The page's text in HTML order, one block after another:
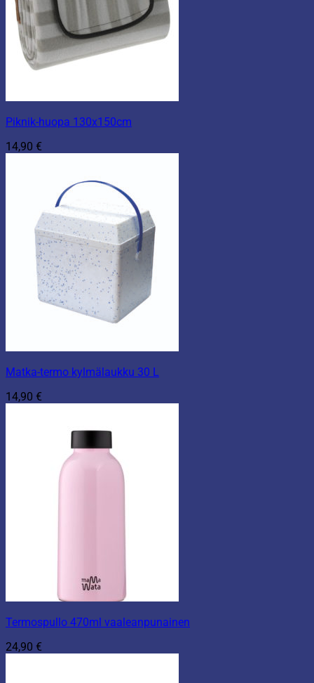
Piknik-huopa 130x150cm
14,90 €
Matka-termo kylmälaukku 30 L
14,90 €
Termospullo 470ml vaaleanpunainen
24,90 €